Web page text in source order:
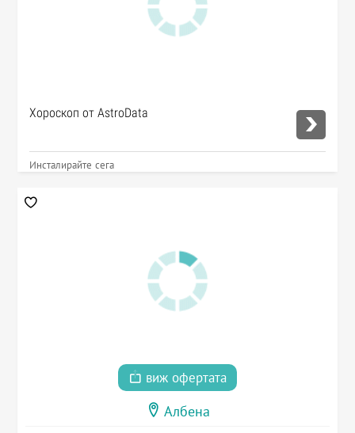
Хороскоп от AstroData
Инсталирайте сега
виж офертата
Албена